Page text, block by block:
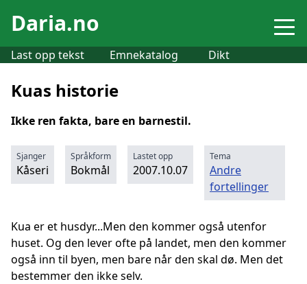
Daria.no
Last opp tekst Emnekatalog Dikt
Kuas historie
Ikke ren fakta, bare en barnestil.
Sjanger
Kåseri
Språkform
Bokmål
Lastet opp
2007.10.07
Tema
Andre
fortellinger
Kua er et husdyr...Men den kommer også utenfor
huset. Og den lever ofte på landet, men den kommer
også inn til byen, men bare når den skal dø. Men det
bestemmer den ikke selv.